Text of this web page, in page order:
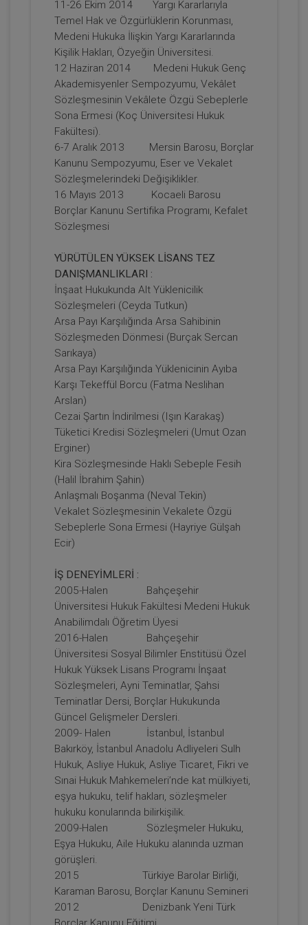
Hukuku - IV. Medeni Hukuk Kongresi -
VIII. Oturum
360 TL Sepete Ekle
Tüketici Hukuku Enstitüsü
Ayni Haklar - IV. Medeni Hukuk Kongresi
- VI. Oturum
360 TL Sepete Ekle
Tüketici Hukuku Enstitüsü
Boşanma Hukuku - IV. Medeni Hukuk
Kongresi - III. Oturum
360 TL
Tüketici Hukuku Enstitüsü
Kişiler Hukuku - IV. Medeni Hukuk
Kongresi - I. Oturum
360 TL
Tüketici Hukuku Enstitüsü
11-26 Ekim 2014 Yargı Kararlarıyla
Temel Hak ve Özgürlüklerin Korunması,
Medeni Hukuka İlişkin Yargı Kararlarında
Kişilik Hakları, Özyeğin Üniversitesi.
12 Haziran 2014 Medeni Hukuk Genç
Akademisyenler Sempozyumu, Vekâlet
Sözleşmesinin Vekâlete Özgü Sebeplerle
Sona Ermesi (Koç Üniversitesi Hukuk
Fakültesi).
6-7 Aralık 2013 Mersin Barosu, Borçlar
Kanunu Sempozyumu, Eser ve Vekalet
Sözleşmelerindeki Değişiklikler.
16 Mayıs 2013 Kocaeli Barosu
Borçlar Kanunu Sertifika Programı, Kefalet
Sözleşmesi
YÜRÜTÜLEN YÜKSEK LİSANS TEZ
DANIŞMANLIKLARI :
İnşaat Hukukunda Alt Yüklenicilik
Sözleşmeleri (Ceyda Tutkun)
Arsa Payı Karşılığında Arsa Sahibinin
Sözleşmeden Dönmesi (Burçak Sercan
Sarıkaya)
Arsa Payı Karşılığında Yüklenicinin Ayıba
Karşı Tekeffül Borcu (Fatma Neslihan
Arslan)
Cezai Şartın İndirilmesi (Işın Karakaş)
Tüketici Kredisi Sözleşmeleri (Umut Ozan
Erginer)
Kira Sözleşmesinde Haklı Sebeple Fesih
(Halil İbrahim Şahin)
Anlaşmalı Boşanma (Neval Tekin)
Vekalet Sözleşmesinin Vekalete Özgü
Sebeplerle Sona Ermesi (Hayriye Gülşah
Ecir)
İŞ DENEYİMLERİ :
2005-Halen Bahçeşehir
Üniversitesi Hukuk Fakültesi Medeni Hukuk
Anabilimdalı Öğretim Üyesi
2016-Halen Bahçeşehir
Üniversitesi Sosyal Bilimler Enstitüsü Özel
Hukuk Yüksek Lisans Programı İnşaat
Sözleşmeleri, Ayni Teminatlar, Şahsi
Teminatlar Dersi, Borçlar Hukukunda
Güncel Gelişmeler Dersleri.
2009- Halen İstanbul, İstanbul
Bakırköy, İstanbul Anadolu Adliyeleri Sulh
Hukuk, Asliye Hukuk, Asliye Ticaret, Fikri ve
Sınai Hukuk Mahkemeleri’nde kat mülkiyeti,
eşya hukuku, telif hakları, sözleşmeler
hukuku konularında bilirkişilik.
2009-Halen Sözleşmeler Hukuku,
Eşya Hukuku, Aile Hukuku alanında uzman
görüşleri.
2015 Türkiye Barolar Birliği,
Karaman Barosu, Borçlar Kanunu Semineri
2012 Denizbank Yeni Türk